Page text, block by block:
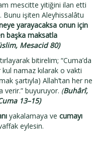
mescitte yitiğini ilan etti
Bunu işiten Aleyhissalâtu
yarayacaksa onun için
başka maksatla
Mesacid 80)
bitirelim; “Cuma’da
namaz kılarak o vakti
şartıyla) Allah’tan her ne
verir.” buyuruyor. (Buhârî,
13–15)
yakalamaya ve cumayı
eylesin.